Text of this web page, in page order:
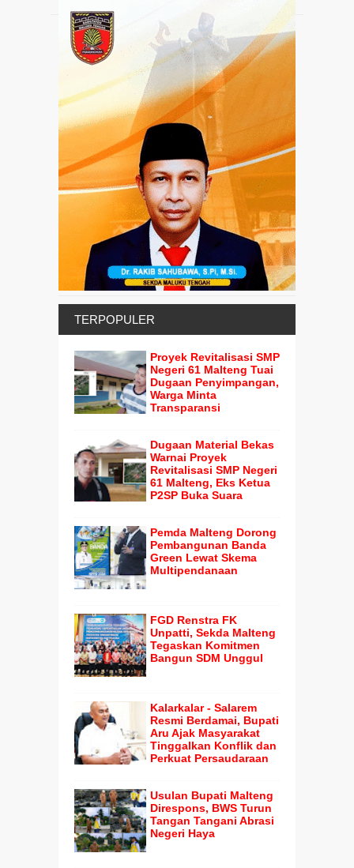
TERPOPULER
Proyek Revitalisasi SMP
Negeri 61 Malteng Tuai
Dugaan Penyimpangan,
Warga Minta
Transparansi
Dugaan Material Bekas
Warnai Proyek
Revitalisasi SMP Negeri
61 Malteng, Eks Ketua
P2SP Buka Suara
Pemda Malteng Dorong
Pembangunan Banda
Green Lewat Skema
Multipendanaan
FGD Renstra FK
Unpatti, Sekda Malteng
Tegaskan Komitmen
Bangun SDM Unggul
Kalarkalar - Salarem
Resmi Berdamai, Bupati
Aru Ajak Masyarakat
Tinggalkan Konflik dan
Perkuat Persaudaraan
Usulan Bupati Malteng
Direspons, BWS Turun
Tangan Tangani Abrasi
Negeri Haya